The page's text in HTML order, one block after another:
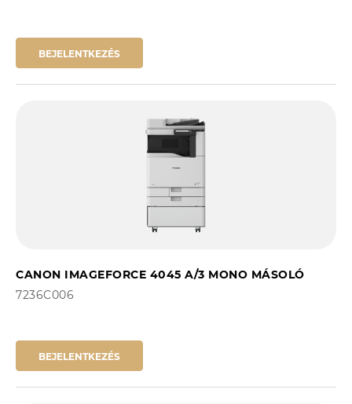
BEJELENTKEZÉS
CANON IMAGEFORCE 4045 A/3 MONO MÁSOLÓ
7236C006
BEJELENTKEZÉS